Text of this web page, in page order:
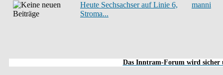
Heute Sechsachser auf Linie 6,
Stroma...
manni
Das Inntram-Forum wird sicher